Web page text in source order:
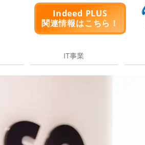
Indeed PLUS
関連情報はこちら！
IT事業